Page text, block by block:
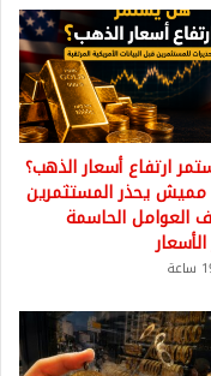
ارتفاع أسعار الذهب؟
مميش يحذر المستثمرين
العوامل الحاسمة